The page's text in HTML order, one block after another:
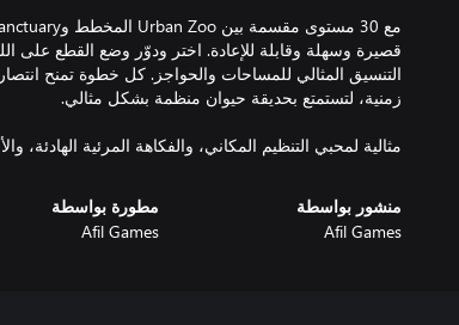
قصيرة وسهلة وقابلة للإعادة. اختر ودوّر وضع القطع على
التنسيق المثالي للمساحات والحواجز. كل خطوة تمنح
مثالية لمحبي التنظيم المكاني، والفكاهة المرئية الهادئة،
منشور بواسطة
Afil Games
مطورة بواسطة
Afil Games